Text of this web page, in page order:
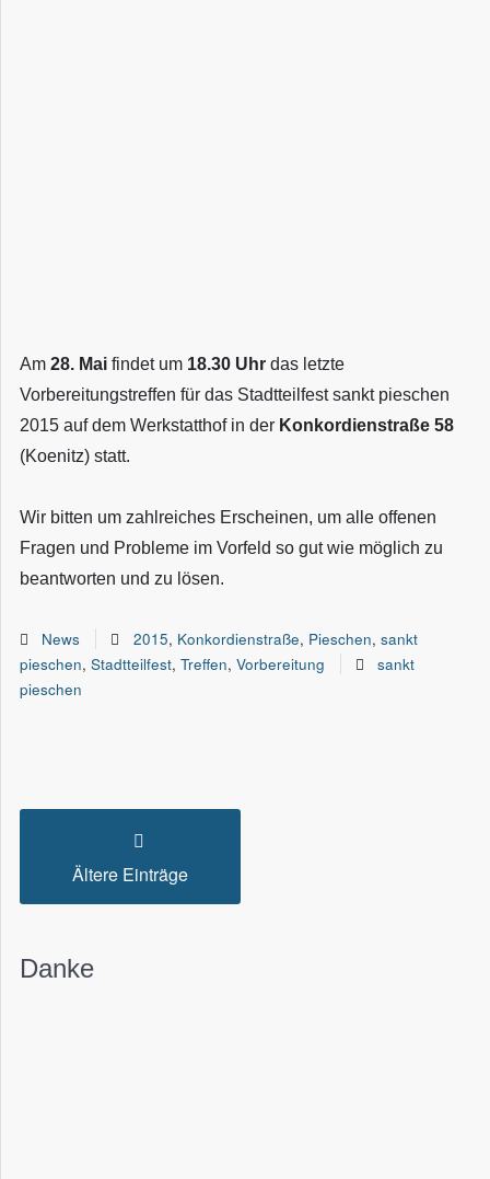
Am 28. Mai findet um 18.30 Uhr das letzte
Vorbereitungstreffen für das Stadtteilfest sankt pieschen
2015 auf dem Werkstatthof in der Konkordienstraße 58
(Koenitz) statt.
Wir bitten um zahlreiches Erscheinen, um alle offenen
Fragen und Probleme im Vorfeld so gut wie möglich zu
beantworten und zu lösen.
News 2015, Konkordienstraße, Pieschen, sankt
pieschen, Stadtteilfest, Treffen, Vorbereitung
sankt
pieschen
Ältere Einträge
Danke